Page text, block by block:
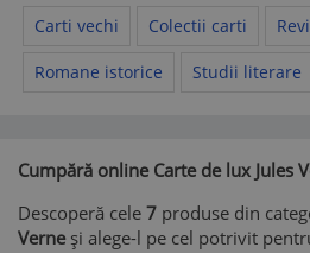
Carti vechi Colectii carti
Romane istorice Studii literare
Cumpără online Carte de lux Jules
Descoperă cele 7 produse din
Verneși alege-l pe cel potrivit